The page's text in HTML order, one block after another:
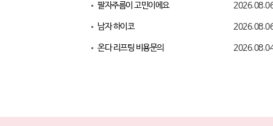
팔자주름이 고민이에요
남자 하이코
온다 리프팅 비용문의